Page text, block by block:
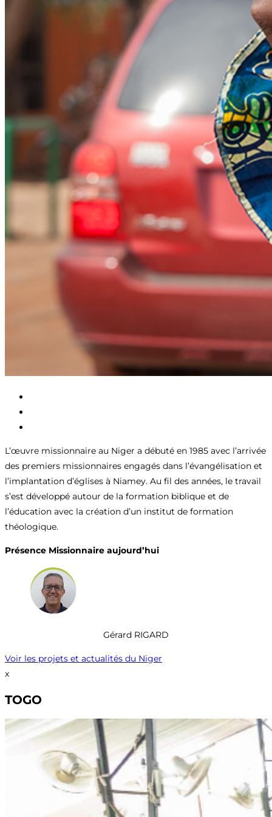
L’œuvre missionnaire au Niger a débuté en 1985 avec l’arrivée
des premiers missionnaires engagés dans l’évangélisation et
l’implantation d’églises à Niamey. Au fil des années, le travail
s’est développé autour de la formation biblique et de
l’éducation avec la création d’un institut de formation
théologique.
Présence Missionnaire aujourd’hui
Gérard RIGARD
Voir les projets et actualités du Niger
x
TOGO